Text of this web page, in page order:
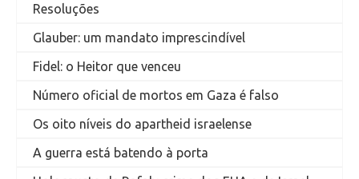
Resoluções
Glauber: um mandato imprescindível
Fidel: o Heitor que venceu
Número oficial de mortos em Gaza é falso
Os oito níveis do apartheid israelense
A guerra está batendo à porta